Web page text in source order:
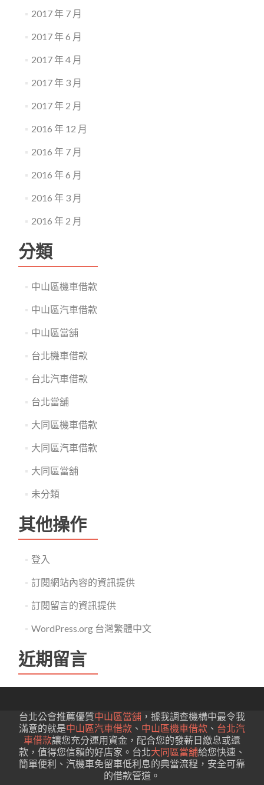
2017 年 7 月
2017 年 6 月
2017 年 4 月
2017 年 3 月
2017 年 2 月
2016 年 12 月
2016 年 7 月
2016 年 6 月
2016 年 3 月
2016 年 2 月
分類
中山區機車借款
中山區汽車借款
中山區當舖
台北機車借款
台北汽車借款
台北當舖
大同區機車借款
大同區汽車借款
大同區當舖
未分類
其他操作
登入
訂閱網站內容的資訊提供
訂閱留言的資訊提供
WordPress.org 台灣繁體中文
近期留言
台北公會推薦優質中山區當舖 ，據我調查機構中最令我
滿意的就是中山區汽車借款 、 中山區機車借款 、 台北汽
車借款讓您充分運用資金，配合您的發薪日繳息或還
款，值得您信賴的好店家。台北大同區當舖給您快速、
簡單便利、汽機車免留車低利息的典當流程，安全可靠
的借款管道。